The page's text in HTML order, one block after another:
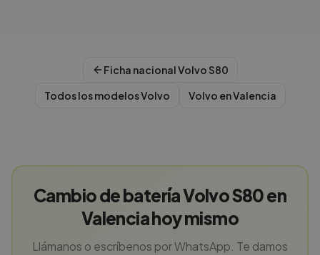
Ficha nacionalVolvoS80
Todos los modelosVolvo Volvo enValencia
Cambio de batería Volvo S80 en
Valencia hoy mismo
Llámanos o escríbenos por WhatsApp. Te damos